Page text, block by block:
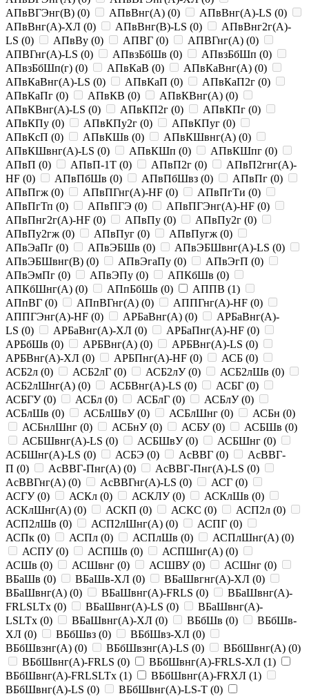
АПвВГЭнг(B) (0) АПвВнг(A) (0) АПвВнг(A)-LS (0)
АПвВнг(A)-ХЛ (0) АПвВнг(B)-LS (0)
АПвВнг2г(A)-
LS (0) АПвВу (0) АПВГ (0) АПВГнг(A) (0)
АПВГнг(A)-LS (0) АПвзБбШв (0) АПвзБбШп (0)
АПвзБбШп(г) (0) АПвКаВ (0) АПвКаВнг(A) (0)
АПвКаВнг(A)-LS (0) АПвКаП (0) АПвКаП2г (0)
АПвКаПг (0) АПвКВ (0) АПвКВнг(A) (0)
АПвКВнг(A)-LS (0) АПвКП2г (0) АПвКПг (0)
АПвКПу (0) АПвКПу2г (0) АПвКПуг (0)
АПвКсП (0) АПвКШв (0) АПвКШвнг(A) (0)
АПвКШвнг(A)-LS (0) АПвКШп (0) АПвКШпг (0)
АПвП (0) АПвП-1Т (0) АПвП2г (0)
АПвП2гнг(A)-
HF (0) АПвПбШв (0) АПвПбШвз (0) АПвПг (0)
АПвПгж (0) АПвПГнг(A)-HF (0) АПвПгТи (0)
АПвПгТп (0) АПвПГЭ (0) АПвПГЭнг(A)-HF (0)
АПвПнг2г(A)-HF (0) АПвПу (0) АПвПу2г (0)
АПвПу2гж (0) АПвПуг (0) АПвПугж (0)
АПвЭаПг (0) АПвЭБШв (0) АПвЭБШвнг(A)-LS (0)
АПвЭБШвнг(B) (0) АПвЭгаПу (0) АПвЭгП (0)
АПвЭмПг (0) АПвЭПу (0) АПКбШв (0)
АПКбШнг(A) (0) АПпБбШв (0) АППВ (1)
АПпВГ (0) АПпВГнг(A) (0) АППГнг(A)-HF (0)
АППГЭнг(A)-HF (0) АРБаВнг(A) (0)
АРБаВнг(A)-
LS (0) АРБаВнг(A)-ХЛ (0) АРБаПнг(A)-HF (0)
АРБбШв (0) АРБВнг(A) (0) АРБВнг(A)-LS (0)
АРБВнг(A)-ХЛ (0) АРБПнг(A)-HF (0) АСБ (0)
АСБ2л (0) АСБ2лГ (0) АСБ2лУ(0) АСБ2лШв (0)
АСБ2лШнг(A) (0) АСБВнг(A)-LS (0) АСБГ (0)
АСБГУ(0) АСБл (0) АСБлГ (0) АСБлУ(0)
АСБлШв (0) АСБлШвУ(0) АСБлШнг (0) АСБн (0)
АСБнлШнг (0) АСБнУ(0) АСБУ(0) АСБШв (0)
АСБШвнг(A)-LS (0) АСБШвУ(0) АСБШнг (0)
АСБШнг(A)-LS (0) АСБЭ (0) АсВВГ (0)
АсВВГ-
П (0) АсВВГ-Пнг(A) (0) АсВВГ-Пнг(A)-LS (0)
АсВВГнг(A) (0) АсВВГнг(A)-LS (0) АСГ (0)
АСГУ(0) АСКл (0) АСКЛУ(0) АСКлШв (0)
АСКлШнг(A) (0) АСКП (0) АСКС (0) АСП2л (0)
АСП2лШв (0) АСП2лШнг(A) (0) АСПГ (0)
АСПк (0) АСПл (0) АСПлШв (0) АСПлШнг(A) (0)
АСПУ(0) АСПШв (0) АСПШнг(A) (0)
АСШв (0) АСШвнг (0) АСШВУ(0) АСШнг (0)
ВБаШв (0) ВБаШв-ХЛ (0) ВБаШвгнг(A)-ХЛ (0)
ВБаШвнг(A) (0) ВБаШвнг(A)-FRLS (0)
ВБаШвнг(A)-
FRLSLTx (0) ВБаШвнг(A)-LS (0)
ВБаШвнг(A)-
LSLTx (0) ВБаШвнг(A)-ХЛ (0) ВБбШв (0)
ВБбШв-
ХЛ (0) ВБбШвз (0) ВБбШвз-ХЛ (0)
ВБбШвзнг(A) (0) ВБбШвзнг(A)-LS (0) ВБбШвнг(A) (0)
ВБбШвнг(A)-FRLS (0) ВБбШвнг(A)-FRLS-ХЛ (1)
ВБбШвнг(A)-FRLSLTx (1) ВБбШвнг(A)-FRХЛ (1)
ВБбШвнг(A)-LS (0) ВБбШвнг(A)-LS-Т (0)